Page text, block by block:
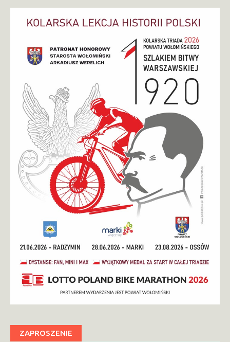
ZAPROSZENIE